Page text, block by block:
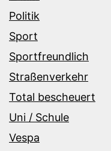
Politik
Sport
Sportfreundlich
Straßenverkehr
Total bescheuert
Uni / Schule
Vespa